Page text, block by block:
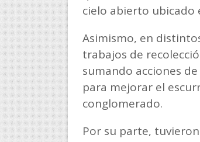
cielo abierto ubicado
Asimismo, en
trabajos de
sumando acciones
para mejorar el
conglomerado.
Por su parte,